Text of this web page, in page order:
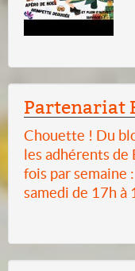
Partenariat
Chouette ! Du
les adhérents de
fois par semaine
samedi de 17h à